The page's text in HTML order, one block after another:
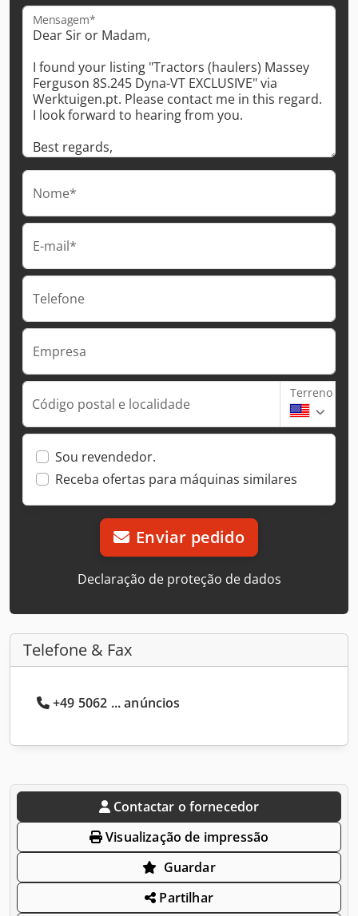
Mensagem*
Nome*
E-mail*
Telefone
Empresa
Código postal e localidade
Terreno
Sou revendedor.
Receba ofertas para máquinas similares
Enviar pedido
Declaração de proteção de dados
Telefone & Fax
+49 5062 ... anúncios
Contactar o fornecedor
Visualização de impressão
Guardar
Partilhar